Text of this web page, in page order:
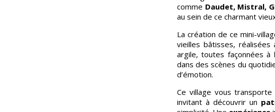
comme Daudet, Mistral,
au sein de ce charmant
La création de ce mini-
vieilles bâtisses,
argile, toutes façonnées à
dans des scènes du
d’émotion.
Ce village vous
invitant à découvrir un